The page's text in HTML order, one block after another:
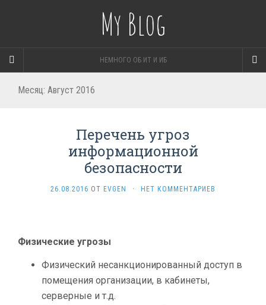
My Blog
НЕМНОГО ОБ ИТ И ИБ
Месяц: Август 2016
Перечень угроз
информационной
безопасности
26.08.2016 ОТ EVGEN · НЕТ КОММЕНТАРИЕВ
Физические угрозы
Физический несанкционированный доступ в
помещения организации, в кабинеты,
серверные и т.д.